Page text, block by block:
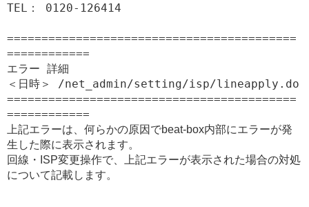
TEL： 0120-126414
==========================================
============
エラー 詳細
＜日時＞ /net_admin/setting/isp/lineapply.do
==========================================
============
上記エラーは、何らかの原因でbeat-box内部にエラーが発
生した際に表示されます。
回線・ISP変更操作で、上記エラーが表示された場合の対処
について記載します。